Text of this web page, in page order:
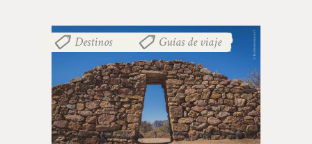
Destinos Guías de viaje